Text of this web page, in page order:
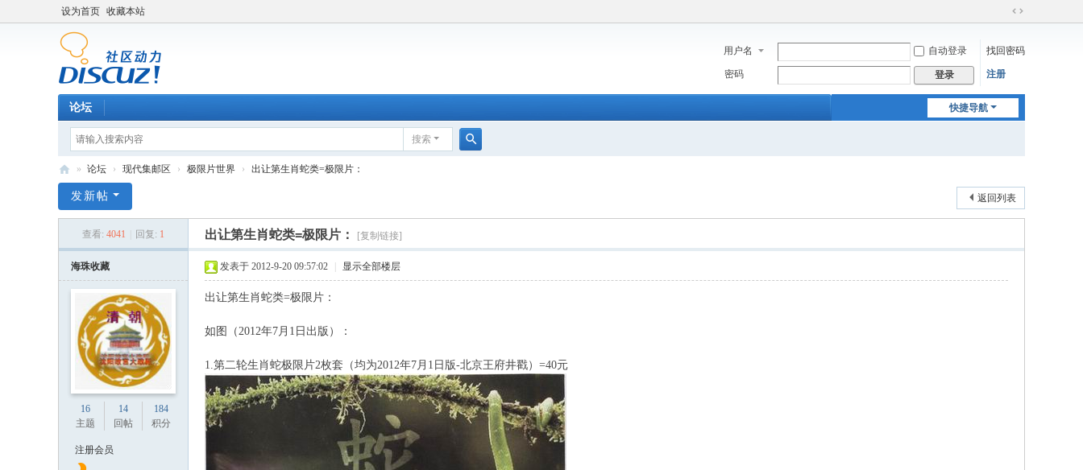
设为首页 收藏本站
切
到
用户名 自动登录 找回密码
密码 登录 注册
快捷导航
论坛
搜索
外
» 论坛 › 现代集邮区 › 极限片世界 › 出让第生肖蛇类=极限片：
返回列表
发新帖
查看: 4041 回复: 1 出让第生肖蛇类=极限片： [复制链接]
海珠收藏
16
主题
14
回帖
184
积分
注册会员
发表于 2012-9-20 09:57:02 显示全部楼层
出让第生肖蛇类=极限片：
如图（2012年7月1日出版）：
1.第二轮生肖蛇极限片2枚套（均为2012年7月1日版-北京王府井戳）=40元